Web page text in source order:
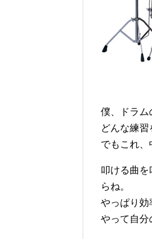
僕、ドラム
どんな練習
でもこれ、
叩ける曲
らね。
やっぱり効
やって自分